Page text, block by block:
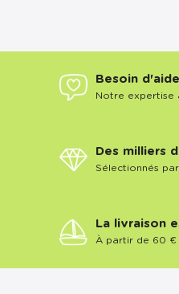
Besoin
Notre expertise
Des milliers
Sélectionnés
La livraison
À partir de 60 €